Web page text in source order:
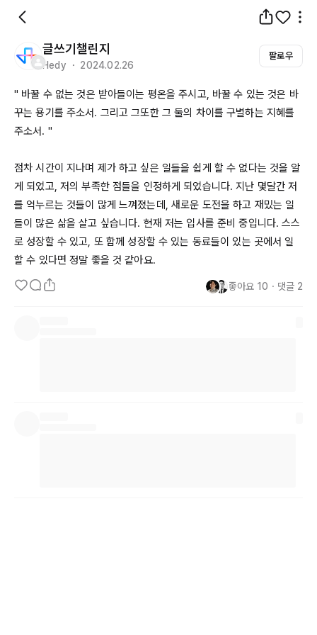
글쓰기챌린지
Hedy ・ 2024.02.26
팔로우
" 바꿀 수 없는 것은 받아들이는 평온을 주시고, 바꿀 수 있는 것은 바
꾸는 용기를 주소서. 그리고 그또한 그 둘의 차이를 구별하는 지혜를
주소서. "
점차 시간이 지나며 제가 하고 싶은 일들을 쉽게 할 수 없다는 것을 알
게 되었고, 저의 부족한 점들을 인정하게 되었습니다. 지난 몇달간 저
를 억누르는 것들이 많게 느껴졌는데, 새로운 도전을 하고 재밌는 일
들이 많은 삶을 살고 싶습니다. 현재 저는 입사를 준비 중입니다. 스스
로 성장할 수 있고, 또 함께 성장할 수 있는 동료들이 있는 곳에서 일
할 수 있다면 정말 좋을 것 같아요.
좋아요 10 ・ 댓글 2